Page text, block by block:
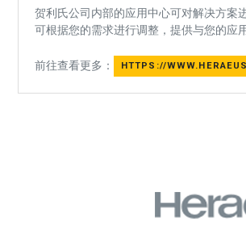
贺利氏公司内部的应用中心可对解决方案
可根据您的需求进行调整，提供与您的应
前往查看更多： HTTPS://